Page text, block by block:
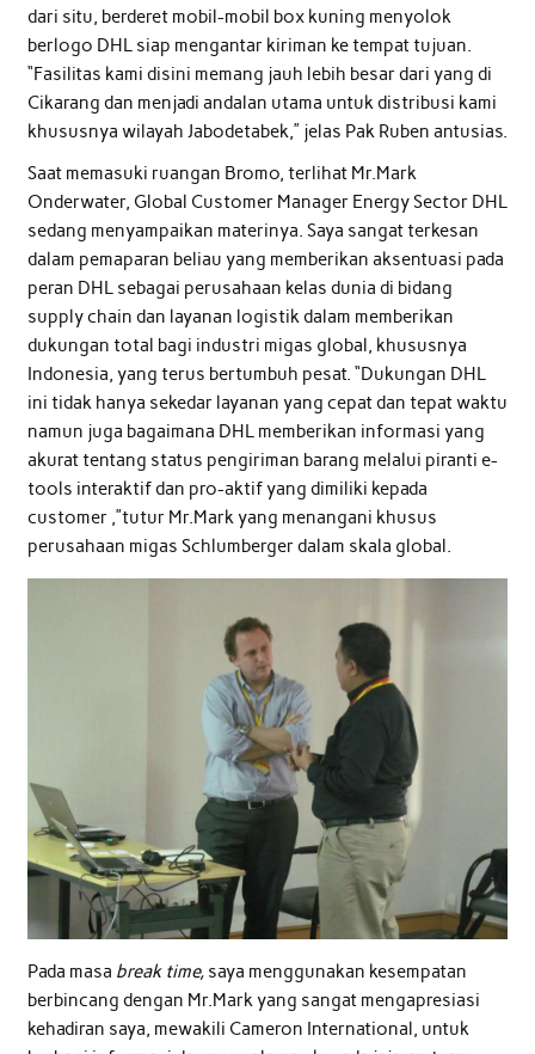
dari situ, berderet mobil-mobil box kuning menyolok
berlogo DHL siap mengantar kiriman ke tempat tujuan.
“Fasilitas kami disini memang jauh lebih besar dari yang di
Cikarang dan menjadi andalan utama untuk distribusi kami
khususnya wilayah Jabodetabek,” jelas Pak Ruben antusias.
Saat memasuki ruangan Bromo, terlihat Mr.Mark
Onderwater, Global Customer Manager Energy Sector DHL
sedang menyampaikan materinya. Saya sangat terkesan
dalam pemaparan beliau yang memberikan aksentuasi pada
peran DHL sebagai perusahaan kelas dunia di bidang
supply chain dan layanan logistik dalam memberikan
dukungan total bagi industri migas global, khususnya
Indonesia, yang terus bertumbuh pesat. “Dukungan DHL
ini tidak hanya sekedar layanan yang cepat dan tepat waktu
namun juga bagaimana DHL memberikan informasi yang
akurat tentang status pengiriman barang melalui piranti e-
tools interaktif dan pro-aktif yang dimiliki kepada
customer ,”tutur Mr.Mark yang menangani khusus
perusahaan migas Schlumberger dalam skala global.
Pada masa break time,saya menggunakan kesempatan
berbincang dengan Mr.Mark yang sangat mengapresiasi
kehadiran saya, mewakili Cameron International, untuk